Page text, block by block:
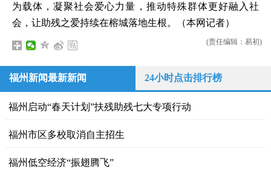
为载体，凝聚社会爱心力量，推动特殊群体更好融入社
会，让助残之爱持续在榕城落地生根。（本网记者）
(责任编辑：易初)
福州新闻最新新闻 24小时点击排行榜
福州启动“春天计划”扶残助残七大专项行动
福州市区多校取消自主招生
福州低空经济“振翅腾飞”